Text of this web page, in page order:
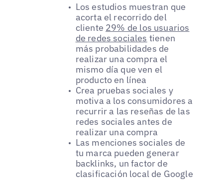
Los estudios muestran que
acorta el recorrido del
cliente 29% de los usuarios
de redes sociales tienen
más probabilidades de
realizar una compra el
mismo día que ven el
producto en línea
Crea pruebas sociales y
motiva a los consumidores a
recurrir a las reseñas de las
redes sociales antes de
realizar una compra
Las menciones sociales de
tu marca pueden generar
backlinks, un factor de
clasificación local de Google